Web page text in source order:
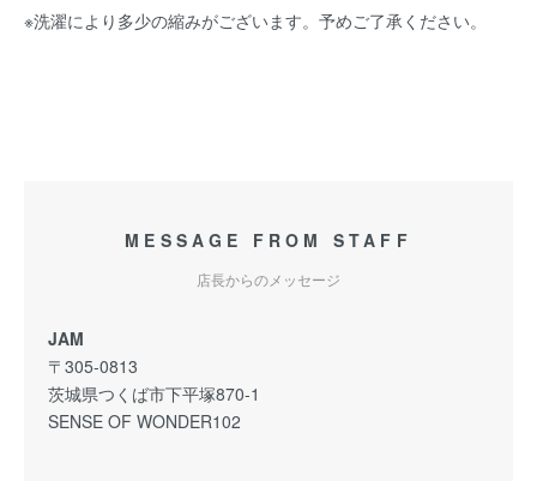
※洗濯により多少の縮みがございます。予めご了承ください。
MESSAGE FROM STAFF
店長からのメッセージ
JAM
〒305-0813
茨城県つくば市下平塚870-1
SENSE OF WONDER102